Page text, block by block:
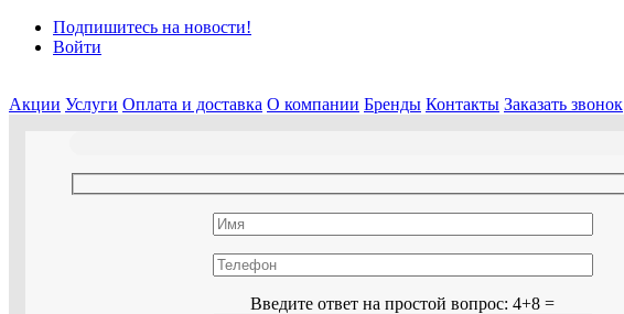
Подпишитесь на новости!
Войти
Акции Услуги Оплата и доставка О компании Бренды Контакты Заказать звонок
Введите ответ на простой вопрос:4+8 =